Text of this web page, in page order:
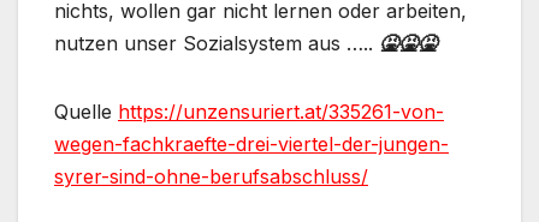
nichts, wollen gar nicht lernen oder arbeiten,
nutzen unser Sozialsystem aus ….. 🤮🤮🤮
Quelle https://unzensuriert.at/335261-von-
wegen-fachkraefte-drei-viertel-der-jungen-
syrer-sind-ohne-berufsabschluss/